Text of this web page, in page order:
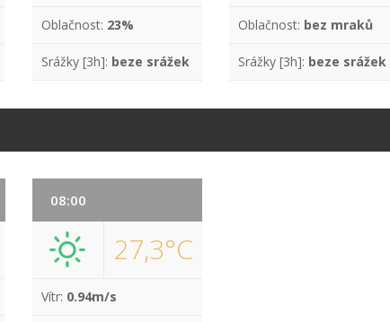
Oblačnost: 23%
Srážky [3h]: beze srážek
Oblačnost: bez mraků
Srážky [3h]: beze srážek
08:00
27,3°C
Vítr: 0.94m/s